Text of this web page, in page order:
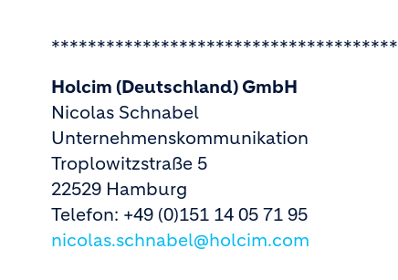
**************************************
Holcim (Deutschland) GmbH
Nicolas Schnabel
Unternehmenskommunikation
Troplowitzstraße 5
22529 Hamburg
Telefon: +49 (0)151 14 05 71 95
nicolas.schnabel@holcim.com